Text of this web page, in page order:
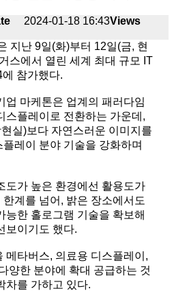
2024-01-18 16:43Views
지난 9일(화)부터 12일(금, 현
스에서 열린 세계 최대 규모 IT
참가했다.
업 마케톤은 업계의 패러다임
스플레이로 전환하는 가운데,
실)보다 자연스러운 이미지를
레이 분야 기술을 강화하며
도가 높은 환경에선 활용도가
계를 넘어, 밝은 장소에서도
능한 홀로그램 기술을 확보해
보이기도 했다.
메타버스, 의료용 디스플레이,
양한 분야에 확대 공급하는 것
차를 가하고 있다.